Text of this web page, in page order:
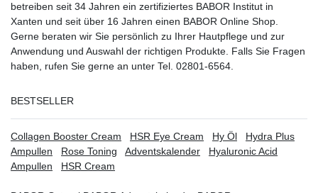
betreiben seit 34 Jahren ein zertifiziertes BABOR Institut in
Xanten und seit über 16 Jahren einen BABOR Online Shop.
Gerne beraten wir Sie persönlich zu Ihrer Hautpflege und zur
Anwendung und Auswahl der richtigen Produkte. Falls Sie Fragen
haben, rufen Sie gerne an unter Tel. 02801-6564.
BESTSELLER
Collagen Booster Cream HSR Eye Cream Hy Öl
Hydra Plus
Ampullen
Rose Toning Adventskalender
Hyaluronic Acid
Ampullen
HSR Cream